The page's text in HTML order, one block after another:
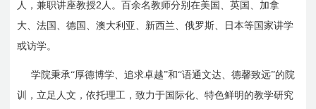
人，兼职讲座教授2 人。百余名教师分别在美国、英国、加拿
大、法国、德国、澳大利亚、新西兰、俄罗斯、日本等国家讲学
或访学。
学院秉承“厚德博学、追求卓越”和“语通文达、德馨致远”的院
训，立足人文，依托理工，致力于国际化、特色鲜明的教学研究